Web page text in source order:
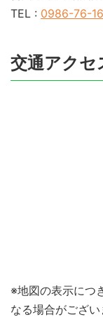
TEL : 0986-76-
交通アクセ
※地図の表示につ
なる場合がござい